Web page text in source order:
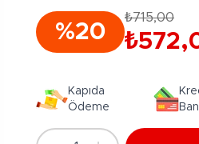
Oyuncak Bebek Aksesuarları
Oyuncak Bebek Setleri
Aksesuar
6-9 Yaş
%20
₺715,00
Kapıda
Ödeme